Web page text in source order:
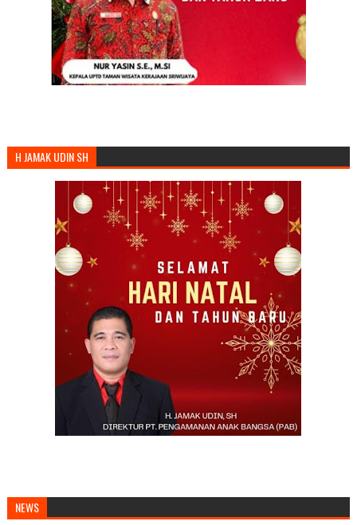
H JAMAK UDIN SH
NEWS